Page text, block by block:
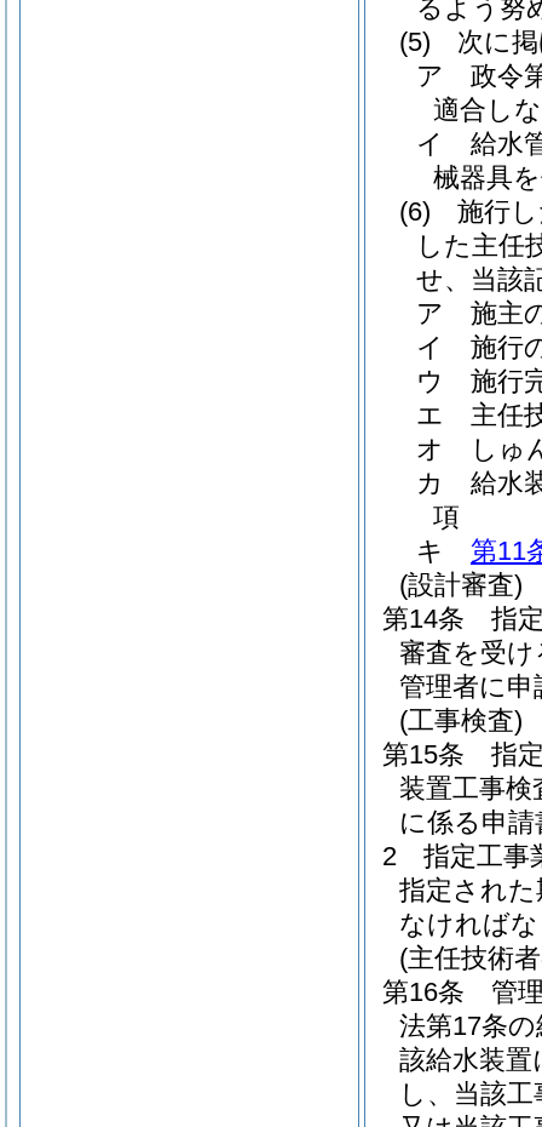
るよう努
(5)
次に
ア
政令
適合し
イ
給水
械器具
(6)
施行
した主任
せ、当該
ア
施主
イ
施行
ウ
施行
エ
主任
オ
しゅ
カ
給水
項
キ
第11
(設計審査)
第14条
指
審査を受
管理者に
(工事検査)
第15条
指
装置工事
に係る申
2
指定工事
指定され
なければ
(主任技術
第16条
管
法第17条
該給水装置
し、当該